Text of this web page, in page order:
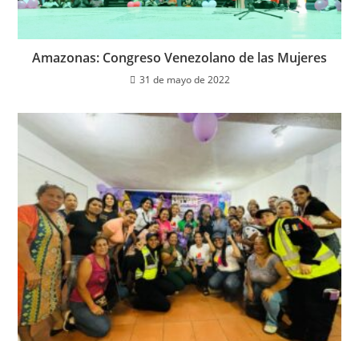
Amazonas: Congreso Venezolano de las Mujeres
31 de mayo de 2022